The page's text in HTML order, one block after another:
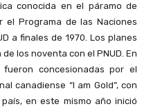
conocida en el páramo de
el Programa de las Naciones
a finales de 1970. Los planes
los noventa con el PNUD. En
concesionadas por el
canadiense “I am Gold”, con
en este mismo año inició